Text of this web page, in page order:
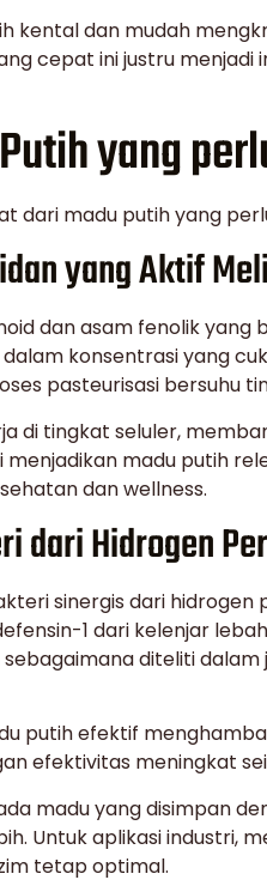
kental dan mudah
cepat ini justru menjadi
yang
dari madu putih yang
yang Aktif
dan asam fenolik
konsentrasi yang
pasteurisasi bersuhu
di tingkat seluler,
menjadikan madu putih
dan wellness.
dari Hidrogen
sinergis dari hidrogen
1 dari kelenjar
diteliti dalam
putih efektif
efektivitas meningkat
madu yang disimpan
Untuk aplikasi industri,
tetap optimal.